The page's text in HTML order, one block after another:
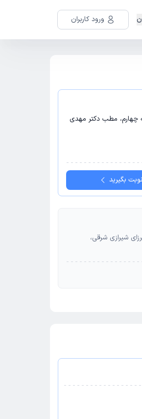
ورود کاربران
چهارم، مطب دکتر مهدی
نوبت بگیرید
شیرازی شرقی،